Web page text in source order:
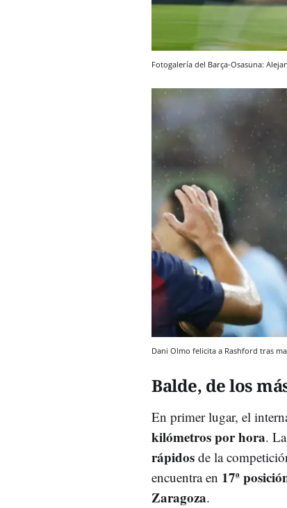
Fotogalería del Barça-Osasuna:
Dani Olmo felicita a Rashford tras
Balde, de los
En primer lugar, el
kilómetros por hora.
rápidos de la
encuentra en 17ª
Zaragoza.